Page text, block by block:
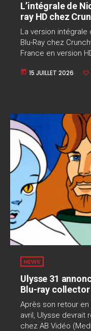
L’intégrale de
ray HD chez
La version intégrale
Blu-Ray chez
France en version
today 15 JUILLET 2026
NEWS
Ulysse 31
Blu-ray collector
Après son retour en
avril, Ulysse devrait
chez AB Vidéo